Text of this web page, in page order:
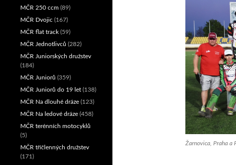
Žarnovica, Praha a
MČR 250 ccm (89)
MČR Dvojic (167)
MČR flat track (59)
MČR Jednotlivců (282)
MČR Juniorských družstev
(184)
MČR Juniorů (359)
MČR Juniorů do 19 let (138)
MČR Na dlouhé dráze (123)
MČR Na ledové dráze (458)
MČR terénních motocyklů
(5)
MČR tříčlenných družstev
(171)